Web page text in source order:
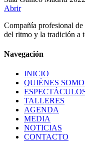
Abrir
Compañía profesional de
del ritmo y la tradición a
Navegación
INICIO
QUIÉNES
TALLERES
AGENDA
MEDIA
NOTICIAS
CONTACTO